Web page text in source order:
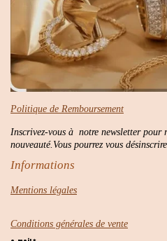
Politique de Remboursement
Inscrivez-vous à notre newsletter pour
nouveauté.Vous pourrez vous
Informations
Mentions légales
Conditions générales de vente